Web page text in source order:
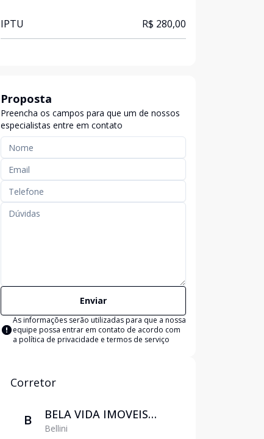
IPTU R$ 280,00
Proposta
Preencha os campos para que um de nossos
especialistas entre em contato
Enviar
As informações serão utilizadas para que a nossa
equipe possa entrar em contato de acordo com
a política de privacidade e termos de serviço
Corretor
B
BELA VIDA IMOVEIS
EIRELI
Bellini